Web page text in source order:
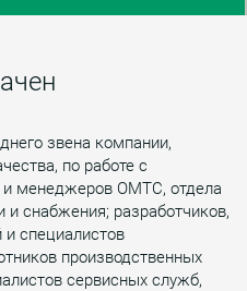
звена компании,
по работе с
и менеджеров ОМТС, отдела
и снабжения; разработчиков,
и специалистов
производственных
сервисных служб,